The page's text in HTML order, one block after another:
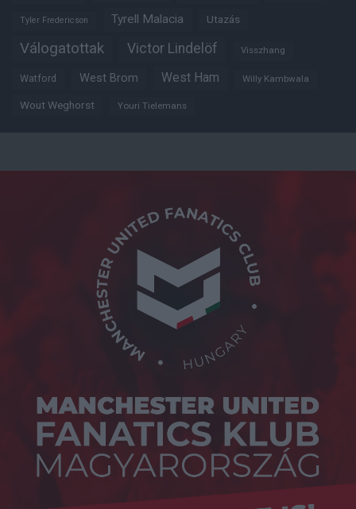
Tyler Fredericson Tyrell Malacia Utazás
Válogatottak Victor Lindelöf Visszhang
Watford West Brom West Ham Willy Kambwala
Wout Weghorst Youri Tielemans